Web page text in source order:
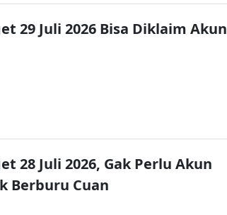
29 Juli 2026 Bisa Diklaim Akun
28 Juli 2026, Gak Perlu Akun
Berburu Cuan